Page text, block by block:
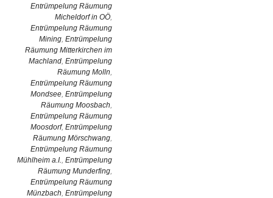
Entrümpelung Räumung
Micheldorf in OÖ,
Entrümpelung Räumung
Mining, Entrümpelung
Räumung Mitterkirchen im
Machland, Entrümpelung
Räumung Molln,
Entrümpelung Räumung
Mondsee, Entrümpelung
Räumung Moosbach,
Entrümpelung Räumung
Moosdorf, Entrümpelung
Räumung Mörschwang,
Entrümpelung Räumung
Mühlheim a.I., Entrümpelung
Räumung Munderfing,
Entrümpelung Räumung
Münzbach, Entrümpelung